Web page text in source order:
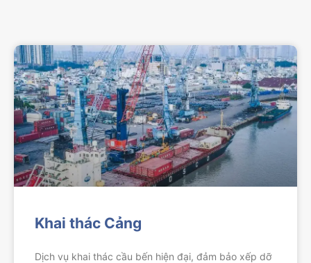
Khai thác Cảng
Dịch vụ khai thác cầu bến hiện đại, đảm bảo xếp dỡ